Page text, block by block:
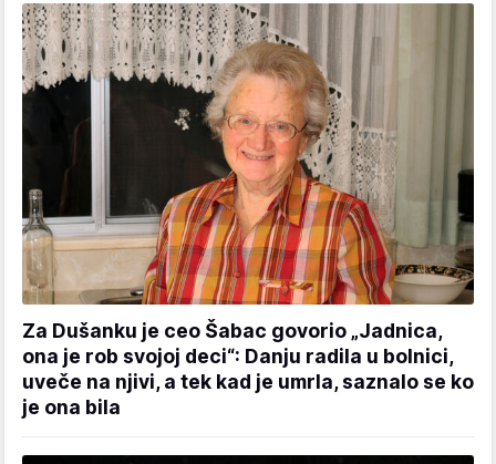
Za Dušanku je ceo Šabac govorio „Jadnica,
ona je rob svojoj deci“: Danju radila u bolnici,
uveče na njivi, a tek kad je umrla, saznalo se ko
je ona bila